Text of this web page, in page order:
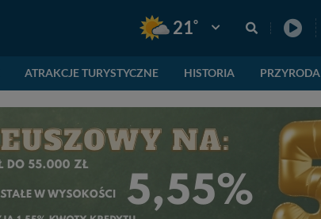
21° Pogoda: Gniezno
ATRAKCJE TURYSTYCZNE HISTORIA PRZYRODA